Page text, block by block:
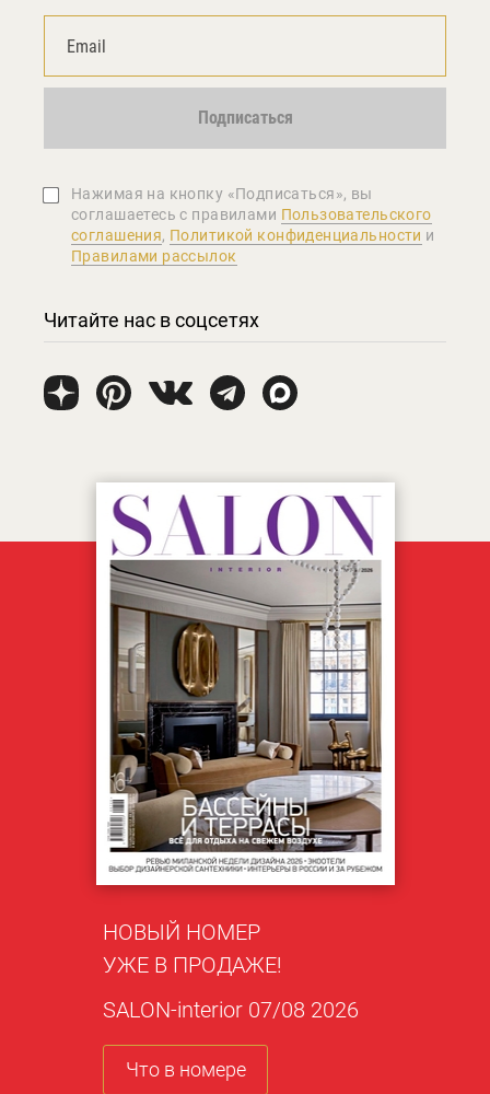
Подписаться
Нажимая на кнопку «Подписаться», вы
соглашаетеcь с правилами Пользовательского
соглашения, Политикой конфиденциальности и
Правилами рассылок
Читайте нас в соцсетях
НОВЫЙ НОМЕР
УЖЕ В ПРОДАЖЕ!
SALON-interior 07/08 2026
Что в номере